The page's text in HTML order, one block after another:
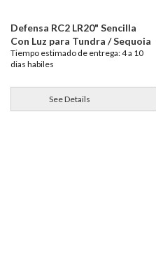
Defensa RC2 LR20" Sencilla
Con Luz para Tundra / Sequoia
Tiempo estimado de entrega: 4 a 10
dias habiles
See Details